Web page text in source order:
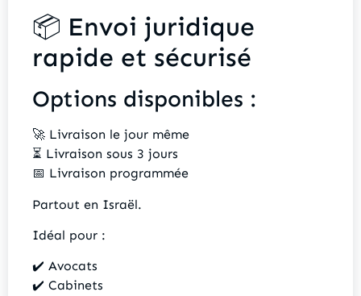
📦 Envoi juridique
rapide et sécurisé
Options disponibles :
🚀 Livraison le jour même
⏳ Livraison sous 3 jours
📅 Livraison programmée
Partout en Israël.
Idéal pour :
✔️ Avocats
✔️ Cabinets